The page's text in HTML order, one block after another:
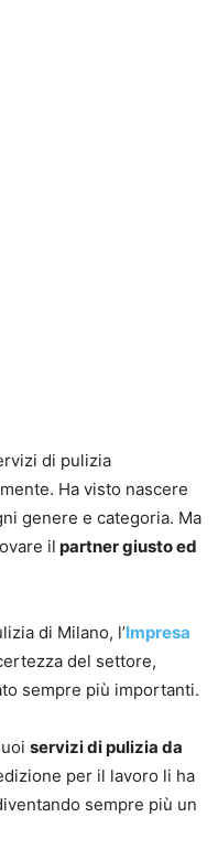
di pulizia
Ha visto nascere
genere e categoria. Ma
il partner giusto ed
di Milano, l’Impresa
del settore,
sempre più importanti.
servizi di pulizia da
per il lavoro li ha
sempre più un